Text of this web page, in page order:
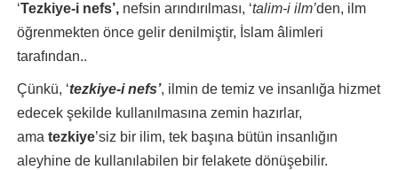
‘Tezkiye-i nefs’,nefsin arındırılması, ‘talim-i ilm’den, ilm
öğrenmekten önce gelir denilmiştir, İslam âlimleri
tarafından..
Çünkü, ‘tezkiye-i nefs’, ilmin de temiz ve insanlığa hizmet
edecek şekilde kullanılmasına zemin hazırlar,
ama tezkiye’siz bir ilim, tek başına bütün insanlığın
aleyhine de kullanılabilen bir felakete dönüşebilir.